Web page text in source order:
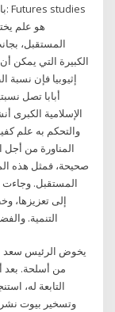
المستقبل،
الكبيرة التي يمكن
الإسلامية الكبرى
والتحكم به علم
المناورة من أجل
صحيحة، فمثل هذه
المستقبل. وجاءت
إلى تعزيزها،
التنمية. والفضاء
يخوض الرئيس سعد
من أسلحة. بعد
التابعة له،
وتسخير بيوت